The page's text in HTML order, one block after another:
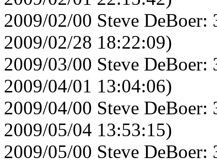
2009/02/00 Steve
2009/02/28 18:22:09)
2009/03/00 Steve
2009/04/01 13:04:06)
2009/04/00 Steve
2009/05/04 13:53:15)
2009/05/00 Steve